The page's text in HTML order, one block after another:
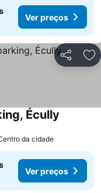
Ver preços
Partilhar
Écully
da cidade
Ver preços